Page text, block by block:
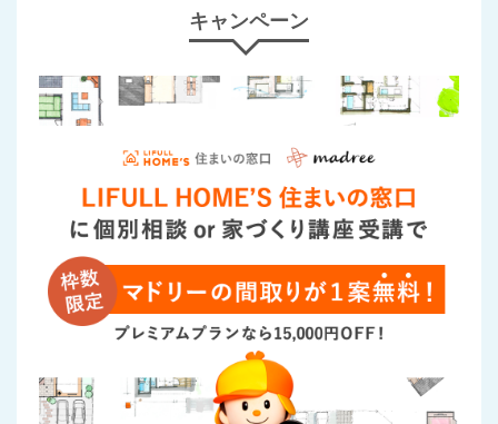
キャンペーン